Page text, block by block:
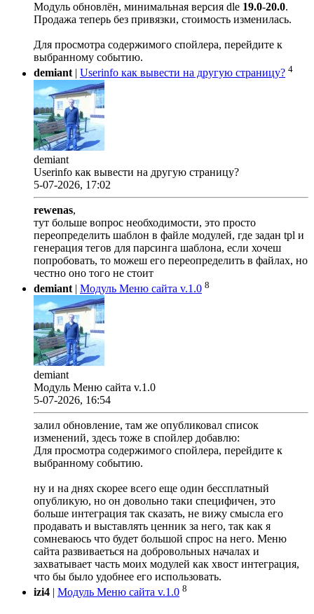
Модуль обновлён, минимальная версия dle 19.0-20.0.
Продажа теперь без привязки, стоимость изменилась.
Для просмотра содержимого спойлера, перейдите к
выбранному событию.
demiant| Userinfo как вывести на другую страницу? 4
demiant
Userinfo как вывести на другую страницу?
5-07-2026, 17:02
rewenas,
тут больше вопрос необходимости, это просто
переопределить шаблон в файле модулей, где задан tpl и
генерация тегов для парсинга шаблона, если хочеш
попробовать, то можеш его переопределить в файлах, но
честно оно того не стоит
demiant | Модуль Меню сайта v.1.0 8
demiant
Модуль Меню сайта v.1.0
5-07-2026, 16:54
залил обновление, там же опубликовал список
изменений, здесь тоже в спойлер добавлю:
Для просмотра содержимого спойлера, перейдите к
выбранному событию.
ну и на днях скорее всего еще один бессплатный
опубликую, но он довольно таки специфичен, это
больше интеграция так сказать, не вижу смысла его
продавать и выставлять ценник за него, так как я
сомневаюсь что будет большой спрос на него. Меню
сайта развиваеться на добровольных началах и
захватывает часть моих модулей как хвост интеграция,
что бы было удобнее его использовать.
izi4 | Модуль Меню сайта v.1.0 8